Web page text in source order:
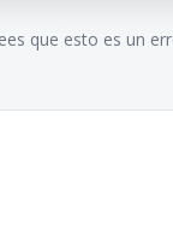
que esto es un